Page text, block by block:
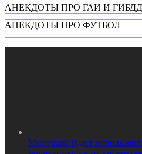
АНЕКДОТЫ ПРО ГАИ И ГИБДД
АНЕКДОТЫ ПРО ФУТБОЛ
Минтранс будет